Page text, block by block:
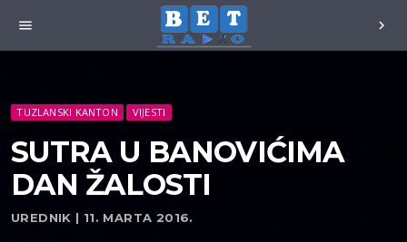
menu chevron_right
TUZLANSKI KANTON VIJESTI
SUTRA U BANOVIĆIMA
DAN ŽALOSTI
UREDNIK | 11. MARTA 2016.